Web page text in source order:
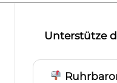
Unterstütze